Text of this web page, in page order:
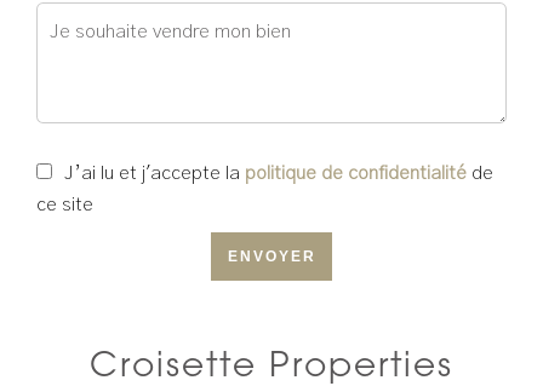
J’ai lu et j'accepte la politique de confidentialité de
ce site
ENVOYER
Croisette Properties